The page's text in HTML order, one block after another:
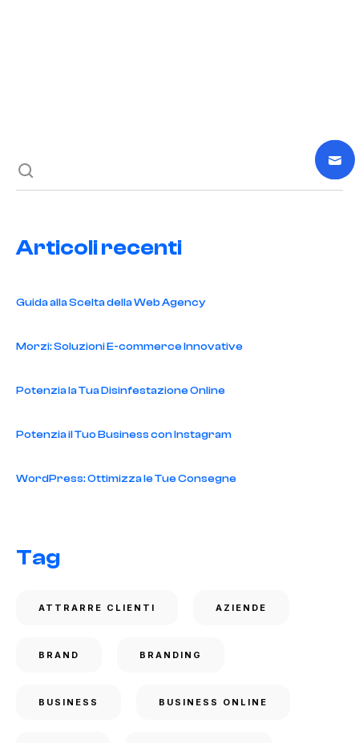
Articoli recenti
Guida alla Scelta della Web Agency
Morzi: Soluzioni E-commerce Innovative
Potenzia la Tua Disinfestazione Online
Potenzia il Tuo Business con Instagram
WordPress: Ottimizza le Tue Consegne
Tag
ATTRARRE CLIENTI AZIENDE
BRAND BRANDING
BUSINESS BUSINESS ONLINE